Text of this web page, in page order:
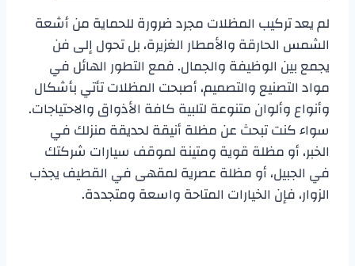
لم يعد تركيب المظلات مجرد ضرورة للحماية من أشعة
الشمس الحارقة والأمطار الغزيرة، بل تحول إلى فن
يجمع بين الوظيفة والجمال. فمع التطور الهائل في
مواد التصنيع والتصميم، أصبحت المظلات تأتي بأشكال
وأنواع وألوان متنوعة لتلبية كافة الأذواق والاحتياجات.
سواء كنت تبحث عن مظلة أنيقة لحديقة منزلك في
الخبر، أو مظلة قوية ومتينة لموقف سيارات شركتك
في الجبيل، أو مظلة عصرية لمقهى في القطيف يجذب
الزوار، فإن الخيارات المتاحة واسعة ومتجددة.